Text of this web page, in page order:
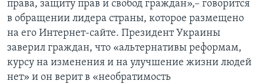
права, защиту прав и свобод граждан»,– говорится
в обращении лидера страны, которое размещено
на его Интернет-сайте. Президент Украины
заверил граждан, что «альтернативы реформам,
курсу на изменения и на улучшение жизни людей
нет» и он верит в «необратимость